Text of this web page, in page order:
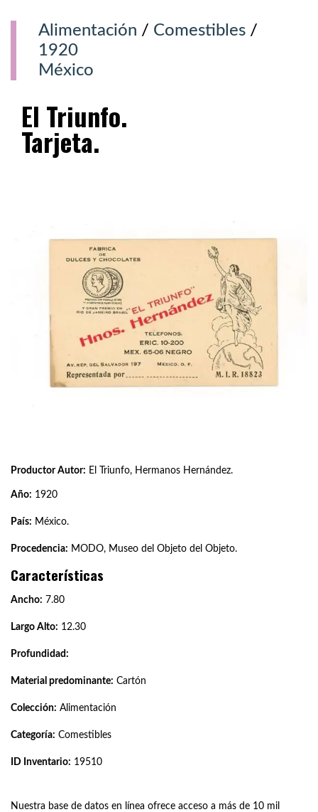
Alimentación / Comestibles /
1920
México
El Triunfo.
Tarjeta.
Productor Autor: El Triunfo, Hermanos Hernández.
Año: 1920
País: México.
Procedencia: MODO, Museo del Objeto del Objeto.
Características
Ancho: 7.80
Largo Alto: 12.30
Profundidad:
Material predominante: Cartón
Colección: Alimentación
Categoría: Comestibles
ID Inventario: 19510
Nuestra base de datos en línea ofrece acceso a más de 10 mil